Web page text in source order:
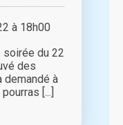
à 18h00
soirée du 22
des
demandé à
[...]